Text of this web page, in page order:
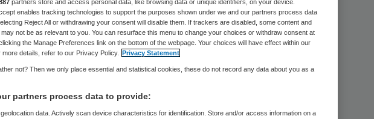
partners store and access personal data, like browsing data or unique identifiers, on your device.
enables tracking technologies to support the purposes shown under we and our partners process data
Reject All or withdrawing your consent will disable them. If trackers are disabled, some content and
not be as relevant to you. You can resurface this menu to change your choices or withdraw consent at
the Manage Preferences link on the bottom of the webpage. Your choices will have effect within our
more details, refer to our Privacy Policy. Privacy Statement
not? Then we only place essential and statistical cookies, these do not record any data about you as a
partners process data to provide:
data. Actively scan device characteristics for identification. Store and/or access information on a